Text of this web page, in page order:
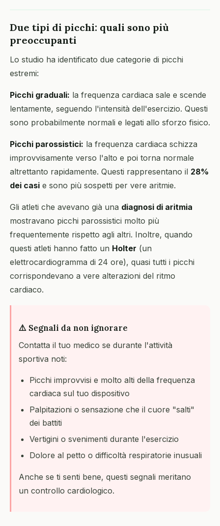
Due tipi di picchi: quali sono più
preoccupanti
Lo studio ha identificato due categorie di picchi
estremi:
Picchi graduali: la frequenza cardiaca sale e scende
lentamente, seguendo l'intensità dell'esercizio. Questi
sono probabilmente normali e legati allo sforzo fisico.
Picchi parossistici: la frequenza cardiaca schizza
improvvisamente verso l'alto e poi torna normale
altrettanto rapidamente. Questi rappresentano il 28%
dei casi e sono più sospetti per vere aritmie.
Gli atleti che avevano già una diagnosi di aritmia
mostravano picchi parossistici molto più
frequentemente rispetto agli altri. Inoltre, quando
questi atleti hanno fatto un Holter (un
elettrocardiogramma di 24 ore), quasi tutti i picchi
corrispondevano a vere alterazioni del ritmo
cardiaco.
⚠️ Segnali da non ignorare
Contatta il tuo medico se durante l'attività
sportiva noti:
Picchi improvvisi e molto alti della frequenza
cardiaca sul tuo dispositivo
Palpitazioni o sensazione che il cuore "salti"
dei battiti
Vertigini o svenimenti durante l'esercizio
Dolore al petto o difficoltà respiratorie inusuali
Anche se ti senti bene, questi segnali meritano
un controllo cardiologico.